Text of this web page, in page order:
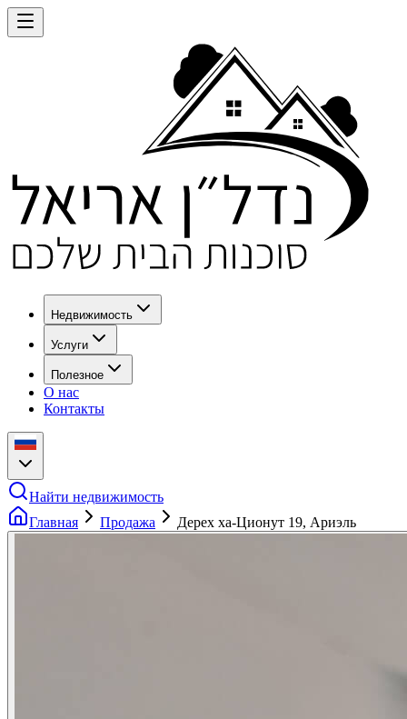
Недвижимость
Услуги
Полезное
О нас
Контакты
Найти недвижимость
Главная
Продажа Дерех ха-Ционут 19, Ариэль